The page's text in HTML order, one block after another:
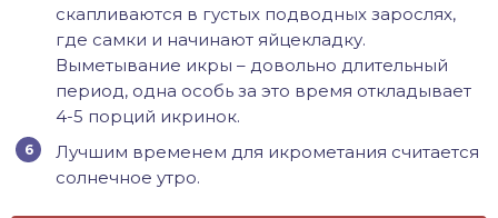
скапливаются в густых подводных зарослях,
где самки и начинают яйцекладку.
Выметывание икры – довольно длительный
период, одна особь за это время откладывает
4-5 порций икринок.
Лучшим временем для икрометания считается
солнечное утро.